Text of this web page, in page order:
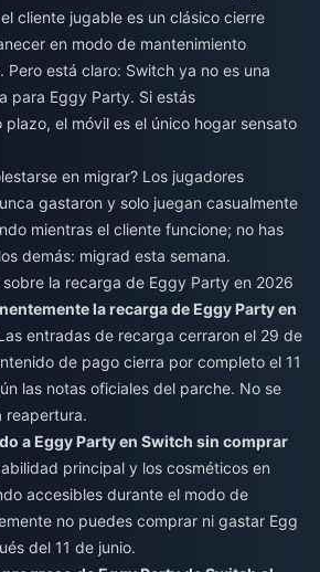
cliente jugable es un clásico cierre
en modo de mantenimiento
Pero está claro: Switch ya no es una
para Eggy Party. Si estás
el móvil es el único hogar sensato
en migrar? Los jugadores
gastaron y solo juegan casualmente
mientras el cliente funcione; no has
demás: migrad esta semana.
la recarga de Eggy Party en 2026
la recarga de Eggy Party en
entradas de recarga cerraron el 29 de
de pago cierra por completo el 11
las notas oficiales del parche. No se
reapertura.
a Eggy Party en Switch sin comprar
principal y los cosméticos en
accesibles durante el modo de
no puedes comprar ni gastar Egg
del 11 de junio.